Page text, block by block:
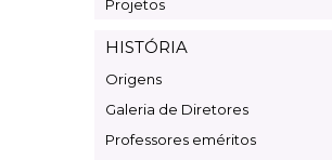
Projetos
HISTÓRIA
Origens
Galeria de Diretores
Professores eméritos